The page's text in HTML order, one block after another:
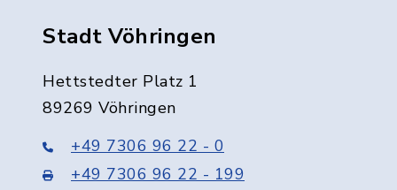
Stadt Vöhringen
Hettstedter Platz 1
89269 Vöhringen
+49 7306 96 22 - 0
+49 7306 96 22 - 199